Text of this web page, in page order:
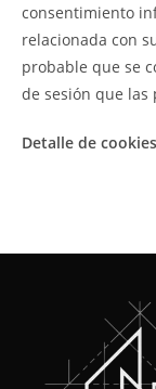
consentimiento
relacionada con
probable que se
de sesión que las
Detalle de